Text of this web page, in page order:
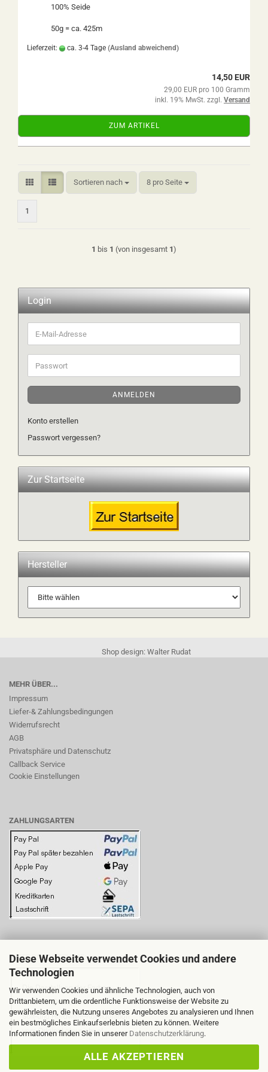
Diese Webseite verwendet Cookies und andere
Technologien
Wir verwenden Cookies und ähnliche Technologien, auch von
Drittanbietern, um die ordentliche Funktionsweise der Website zu
gewährleisten, die Nutzung unseres Angebotes zu analysieren und Ihnen
ein bestmögliches Einkaufserlebnis bieten zu können. Weitere
Informationen finden Sie in unserer Datenschutzerklärung.
ALLE AKZEPTIEREN
100% Seide
50g = ca. 425m
Lieferzeit: ca. 3-4 Tage (Ausland abweichend)
14,50 EUR
29,00 EUR pro 100 Gramm
inkl. 19% MwSt. zzgl. Versand
ZUM ARTIKEL
Sortieren nach
Sortieren nach 8 pro Seite
pro Seite
1
1 bis 1 (von insgesamt 1)
Login
E-
Mail-
Adresse
Passwort
ANMELDEN
Konto erstellen
Passwort vergessen?
Zur Startseite
Hersteller
Shop design: Walter Rudat
MEHR ÜBER...
Impressum
Liefer-& Zahlungsbedingungen
Widerrufsrecht
AGB
Privatsphäre und Datenschutz
Callback Service
Cookie Einstellungen
ZAHLUNGSARTEN
BITTE BEACHTEN SIE: